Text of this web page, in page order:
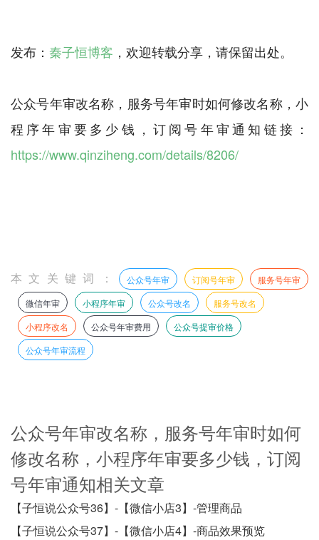
发布： 秦子恒博客 ，欢迎转载分享，请保留出处。
公众号年审改名称，服务号年审时如何修改名称，小
程序年审要多少钱，订阅号年审通知链接：
https://www.qinziheng.com/details/8206/
本文关键词： 公众号年审 订阅号年审
服务号年审
微信年审
小程序年审 公众号改名
服务号改名
小程序改名
公众号年审费用
公众号提审价格
公众号年审流程
公众号年审改名称，服务号年审时如何
修改名称，小程序年审要多少钱，订阅
号年审通知相关文章
【子恒说公众号36】-【微信小店3】-管理商品
【子恒说公众号37】-【微信小店4】-商品效果预览